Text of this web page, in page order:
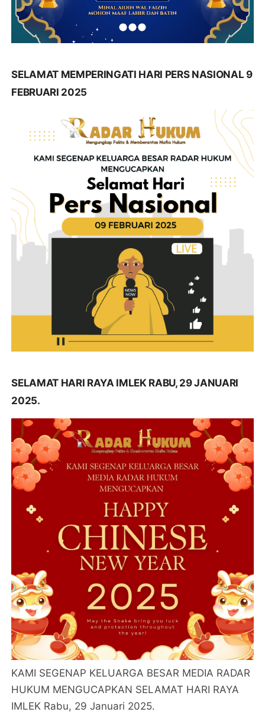
SELAMAT MEMPERINGATI HARI PERS NASIONAL 9
FEBRUARI 2025
SELAMAT HARI RAYA IMLEK RABU, 29 JANUARI
2025.
KAMI SEGENAP KELUARGA BESAR MEDIA RADAR
HUKUM MENGUCAPKAN SELAMAT HARI RAYA
IMLEK Rabu, 29 Januari 2025.